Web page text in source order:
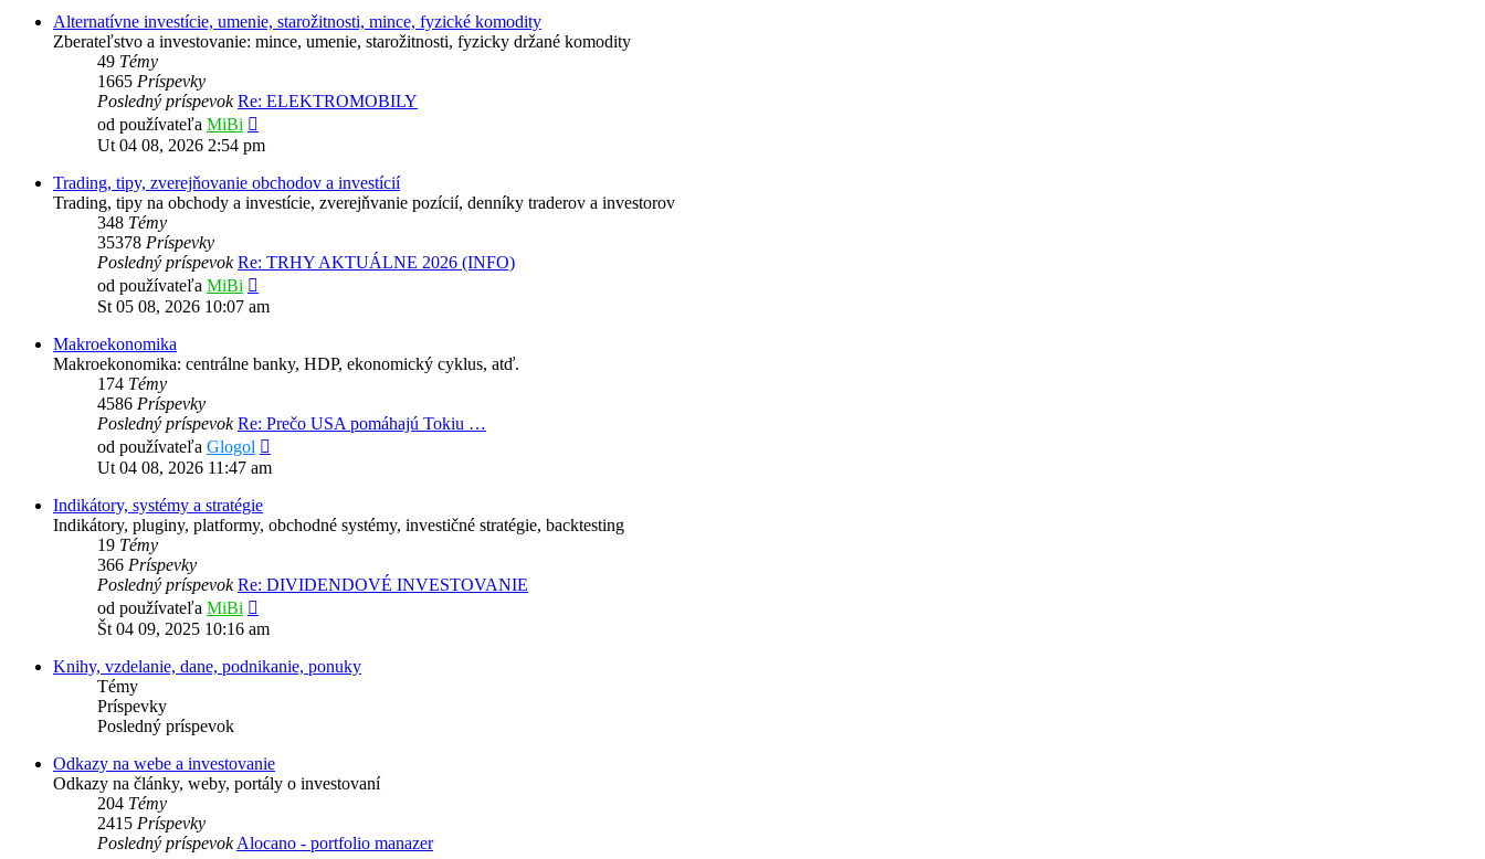
Alternatívne investície, umenie, starožitnosti, mince, fyzické komodity
Zberateľstvo a investovanie: mince, umenie, starožitnosti, fyzicky držané komodity
49 Témy
1665 Príspevky
Posledný príspevok Re: ELEKTROMOBILY
od používateľa MiBi
posledný
Ut 04 08, 2026 2:54 pm
Trading, tipy, zverejňovanie obchodov a investícií
Trading, tipy na obchody a investície, zverejňvanie pozícií, denníky traderov a investorov
348 Témy
35378 Príspevky
Posledný príspevok Re: TRHY AKTUÁLNE 2026 (INFO)
od používateľa MiBi
posledný
St 05 08, 2026 10:07 am
Makroekonomika
Makroekonomika: centrálne banky, HDP, ekonomický cyklus, atď.
174 Témy
4586 Príspevky
Posledný príspevok Re: Prečo USA pomáhajú Tokiu …
od používateľa Glogol
posledný
Ut 04 08, 2026 11:47 am
Indikátory, systémy a stratégie
Indikátory, pluginy, platformy, obchodné systémy, investičné stratégie, backtesting
19 Témy
366 Príspevky
Posledný príspevok Re: DIVIDENDOVÉ INVESTOVANIE
od používateľa MiBi
posledný
Št 04 09, 2025 10:16 am
Knihy, vzdelanie, dane, podnikanie, ponuky
Témy
Príspevky
Posledný príspevok
Odkazy na webe a investovanie
Odkazy na články, weby, portály o investovaní
204 Témy
2415 Príspevky
Posledný príspevok Alocano - portfolio manazer